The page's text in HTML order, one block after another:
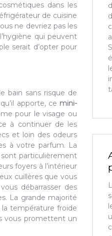
dans les
de cuisine
ne devriez pas les
qui peuvent
serait d’opter pour
bain sans risque de
apporte, ce mini-
pour le visage ou
à continuer de les
et loin des odeurs
à votre parfum. La
particulièrement
foyers à l’intérieur
cuillères que vous
débarrasser des
La grande majorité
température froide
vous promettent un